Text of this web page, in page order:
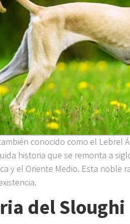
conocido como el Lebrel
historia que se remonta a
y el Oriente Medio. Esta noble
del Sloughi